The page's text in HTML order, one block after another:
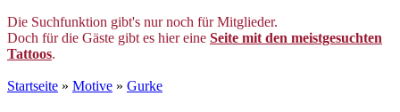
Die Suchfunktion gibt's nur noch für Mitglieder.
Doch für die Gäste gibt es hier eine Seite mit den meistgesuchten
Tattoos.
Startseite » Motive » Gurke